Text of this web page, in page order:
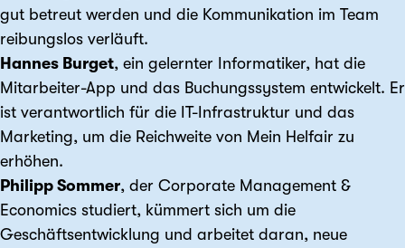
gut betreut werden und die Kommunikation im Team
reibungslos verläuft.
Hannes Burget, ein gelernter Informatiker, hat die
Mitarbeiter-App und das Buchungssystem entwickelt. Er
ist verantwortlich für die IT-Infrastruktur und das
Marketing, um die Reichweite von Mein Helfair zu
erhöhen.
Philipp Sommer, der Corporate Management &
Economics studiert, kümmert sich um die
Geschäftsentwicklung und arbeitet daran, neue